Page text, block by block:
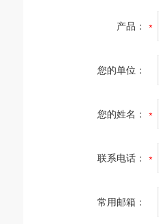
产品：
您的单位：
您的姓名：
联系电话：
常用邮箱：